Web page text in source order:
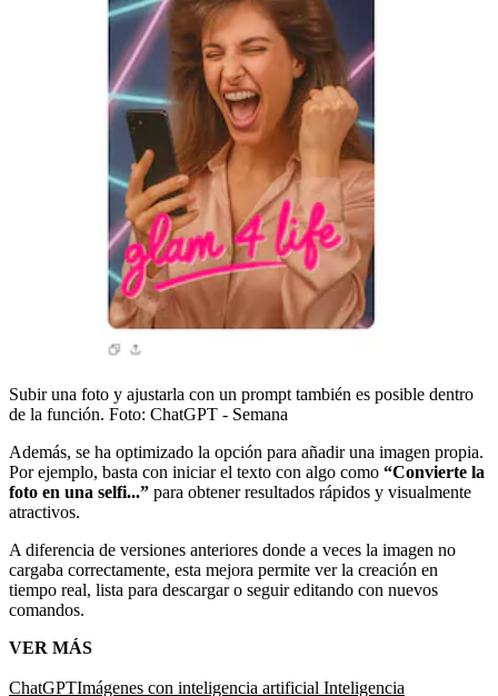
Subir una foto y ajustarla con un prompt también es posible dentro
de la función. Foto: ChatGPT - Semana
Además, se ha optimizado la opción para añadir una imagen propia.
Por ejemplo, basta con iniciar el texto con algo como “Convierte la
foto en una selfi...” para obtener resultados rápidos y visualmente
atractivos.
A diferencia de versiones anteriores donde a veces la imagen no
cargaba correctamente, esta mejora permite ver la creación en
tiempo real, lista para descargar o seguir editando con nuevos
comandos.
VER MÁS
ChatGPTImágenes con inteligencia artificial Inteligencia